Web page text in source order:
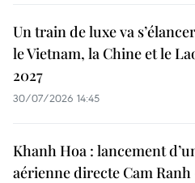
Un train de luxe va
le Vietnam, la Chine et le
2027
30/07/2026 14:45
Khanh Hoa : lancement
aérienne directe Cam